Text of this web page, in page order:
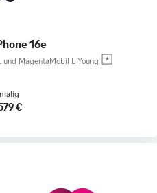
16e
MagentaMobil L Young
€